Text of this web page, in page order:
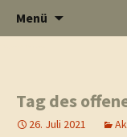
Menü
Tag des
26. Juli 2021